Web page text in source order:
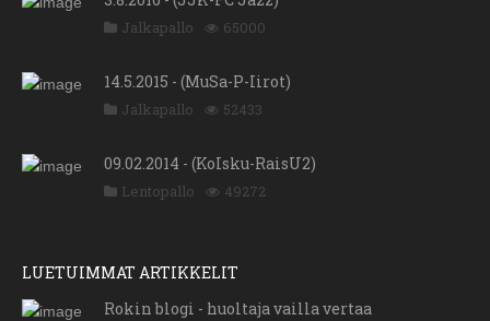
Jalkapallo 65000
14.5.2015 - (MuSa-P-Iirot)
Jalkapallo 52433
09.02.2014 - (KoIsku-RaisU2)
Lentopallo 49272
LUETUIMMAT ARTIKKELIT
Rokin blogi - huoltaja vailla vertaa